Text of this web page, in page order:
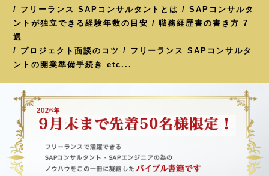
/ フリーランス SAPコンサルタントとは / SAPコンサルタ
ントが独立できる経験年数の目安 / 職務経歴書の書き方 7
選
/ プロジェクト面談のコツ / フリーランス SAPコンサルタ
ントの開業準備手続き etc...